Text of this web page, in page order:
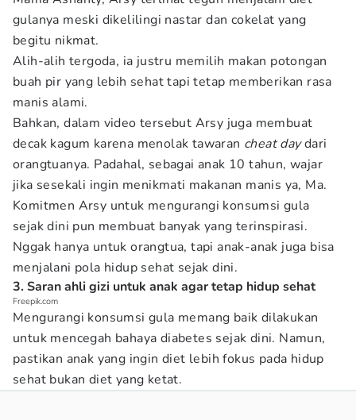
gulanya meski dikelilingi nastar dan cokelat yang
begitu nikmat.
Alih-alih tergoda, ia justru memilih makan potongan
buah pir yang lebih sehat tapi tetap memberikan rasa
manis alami.
Bahkan, dalam video tersebut Arsy juga membuat
decak kagum karena menolak tawaran cheat daydari
orangtuanya. Padahal, sebagai anak 10 tahun, wajar
jika sesekali ingin menikmati makanan manis ya, Ma.
Komitmen Arsy untuk mengurangi konsumsi gula
sejak dini pun membuat banyak yang terinspirasi.
Nggak hanya untuk orangtua, tapi anak-anak juga bisa
menjalani pola hidup sehat sejak dini.
3. Saran ahli gizi untuk anak agar tetap hidup sehat
Freepik.com
Mengurangi konsumsi gula memang baik dilakukan
untuk mencegah bahaya diabetes sejak dini. Namun,
pastikan anak yang ingin diet lebih fokus pada hidup
sehat bukan diet yang ketat.